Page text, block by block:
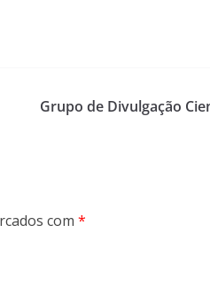
Grupo de Divulgação
com *